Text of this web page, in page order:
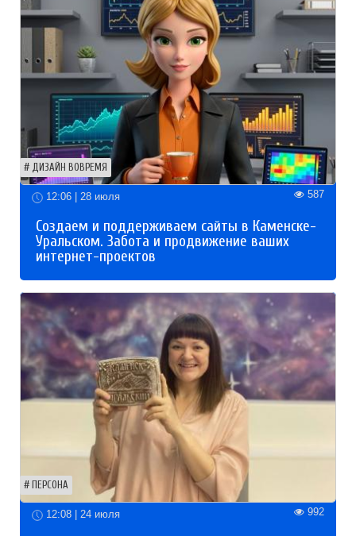
ДИЗАЙН ВОВРЕМЯ
12:06 | 28 июля 587
Создаем и поддерживаем сайты в Каменске-
Уральском. Забота и продвижение ваших
интернет-проектов
ПЕРСОНА
12:08 | 24 июля 992